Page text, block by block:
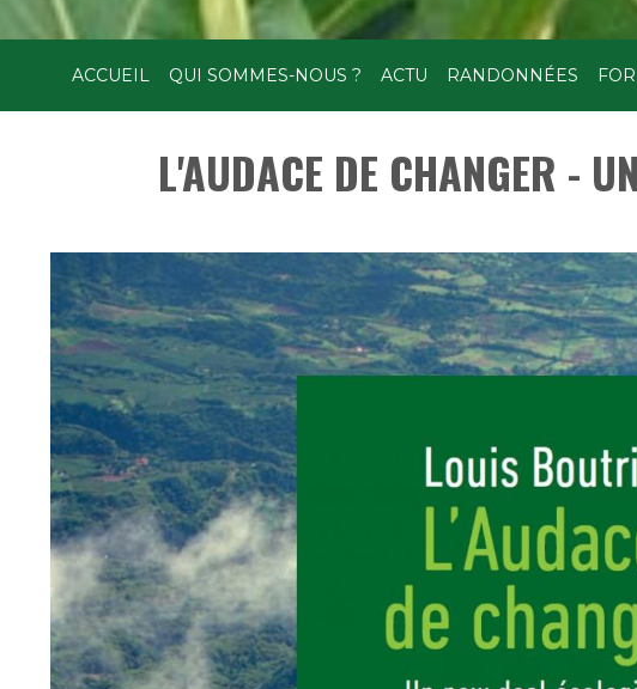
ACCUEIL QUI SOMMES-NOUS ? ACTU RANDONNÉES
L'AUDACE DE CHANGER -